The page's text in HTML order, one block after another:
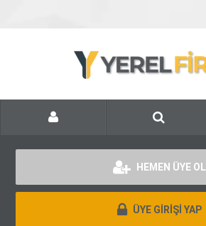
HEMEN ÜYE OL
ÜYE GİRİŞİ YAP